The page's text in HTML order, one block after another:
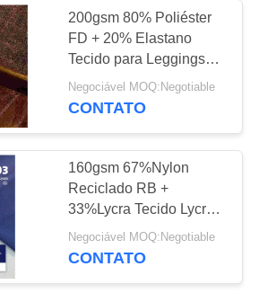
nylon
de poliéster
200gsm 80% Poliéster
FD + 20% Elastano
Tecido para Leggings
Elásticas SP7333
Negociável MOQ:Negotiable
CONTATO
160gsm 67%Nylon
Reciclado RB +
33%Lycra Tecido Lycra
Reciclado RN-2603
Negociável MOQ:Negotiable
CONTATO